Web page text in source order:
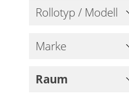
Messanleitung
Jalousie ausmessen
Galerie
Sichtschutz
Konfigurator
Scheibengardinen
Outdoor-Plissees
Gardinenschals
Rollotyp / Modell
Marke
Raum